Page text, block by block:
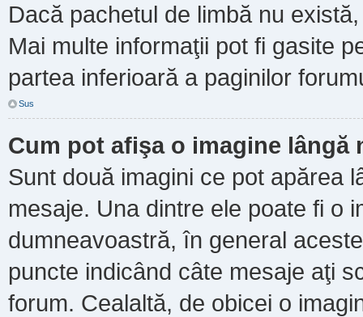
Dacă pachetul de limbă nu
Mai multe informaţii pot fi gasite
partea inferioară a paginilor
Sus
Cum pot afişa o imagine lângă
Sunt două imagini ce pot apărea
mesaje. Una dintre ele poate fi o
dumneavoastră, în general
puncte indicând câte mesaje aţi
forum. Cealaltă, de obicei o